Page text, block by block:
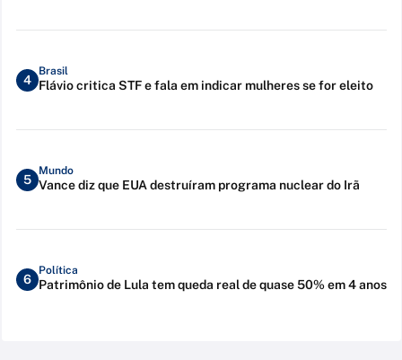
4
Brasil
Flávio critica STF e fala em indicar mulheres se for eleito
5
Mundo
Vance diz que EUA destruíram programa nuclear do Irã
6
Política
Patrimônio de Lula tem queda real de quase 50% em 4 anos